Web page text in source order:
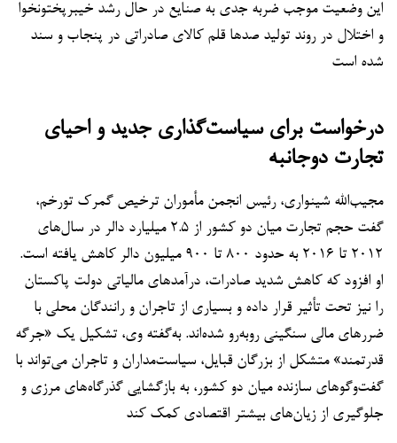
این وضعیت موجب ضربه جدی به صنایع در حال رشد خیبرپختونخوا
و اختلال در روند تولید صدها قلم کالای صادراتی در پنجاب و سند
شده است
درخواست برای سیاست‌گذاری جدید و احیای
تجارت دوجانبه
مجیب‌الله شینواری، رئیس انجمن مأموران ترخیص گمرک تورخم،
گفت حجم تجارت میان دو کشور از ۲.۵ میلیارد دالر در سال‌های
۲۰۱۲ تا ۲۰۱۶ به حدود ۸۰۰ تا ۹۰۰ میلیون دالر کاهش یافته است.
او افزود که کاهش شدید صادرات، درآمدهای مالیاتی دولت پاکستان
را نیز تحت تأثیر قرار داده و بسیاری از تاجران و رانندگان محلی با
ضررهای مالی سنگینی روبه‌رو شده‌اند. به‌گفته وی، تشکیل یک «جرگه
قدرتمند» متشکل از بزرگان قبایل، سیاست‌مداران و تاجران می‌تواند با
گفت‌وگوهای سازنده میان دو کشور، به بازگشایی گذرگاه‌های مرزی و
جلوگیری از زیان‌های بیشتر اقتصادی کمک کند